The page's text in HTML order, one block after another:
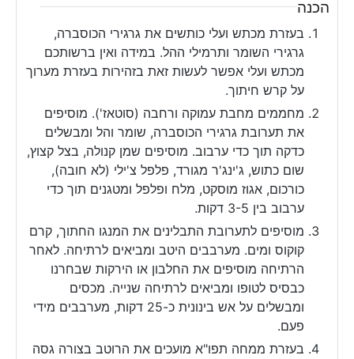
הכנה
בעזרת מכתש ועלי כותשים את גרגירי הכוסברה,
גרגירי השומר ותרמילי ההל. במידה ואין ברשותכם
מכתש ועלי אפשר לעשות זאת בזהירות בעזרת מערוך
על קרש חיתוך.
מחממים מחבת עמוקה ורחבה (סוטאז'). מוסיפים
את תערובת גרגירי הכוסברה, שומר והל ומבשלים
כדקה תוך כדי ערבוב. מוסיפים שמן קנולה, בצל קצוץ,
שום כתוש, ג'ינג'ר מגורד, פלפל צ'ילי (לא חובה),
כורכום, אגוז מוסקט, מלח ופלפל ומטגנים תוך כדי
ערבוב בין 3-5 דקות.
מוסיפים לתערובת התבלינים את המנגו החתוך, קרם
קוקוס ומים. מערבבים היטב ומביאים לרתיחה. לאחר
הרתיחה מוסיפים את החלבון או הירקות שבחרנו
כבסיס לטופו ומביאים לרתיחה שנייה. מכסים
ומבשלים על אש בינונית כ-25 דקות, מערבבים מידי
פעם.
בעזרת ממחה תפו"א מועכים את הרוטב בצורה גסה